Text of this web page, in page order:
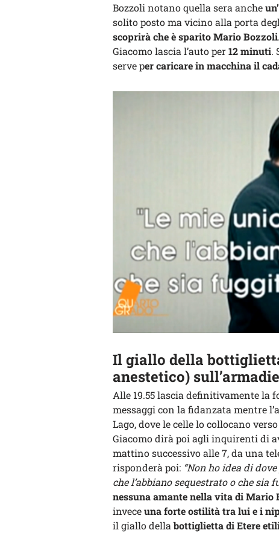
Bozzoli notano quella sera anche
solito posto ma vicino alla porta
scoprirà che è sparito Mario Bozzoli
Giacomo lascia l’auto per12 minuti.
serve per caricare in macchina il
Il giallo della
anestetico)
Alle 19.55 lascia definitivamente la
messaggi con la fidanzata mentre
Lago, dove le celle lo collocano
Giacomo dirà poi agli inquirenti di
mattino successivo alle 7, da una
risponderà poi: “Non ho idea di
che l’abbiano sequestrato o che sia
nessuna amante nella vita di Mario
inveceuna forte ostilità tra lui e i
il giallo dellabottiglietta di Etere